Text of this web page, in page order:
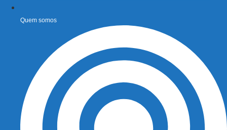
Quem somos